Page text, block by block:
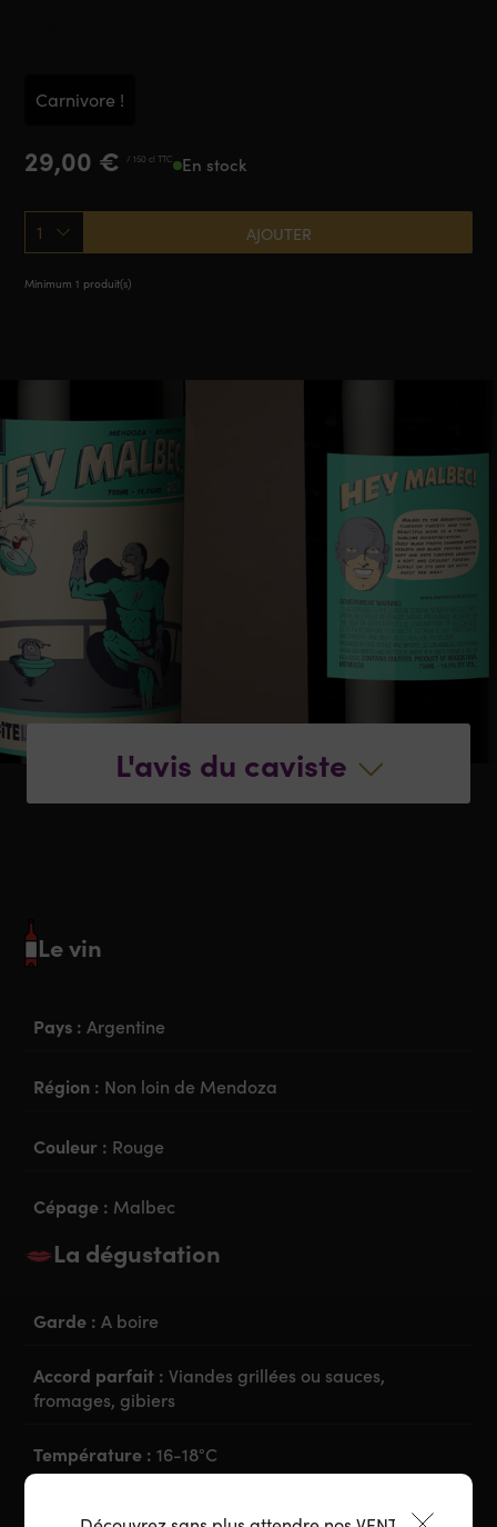
29,00 € / 150 cl TTC En stock
1 AJOUTER
Minimum 1 produit(s)
Carnivore !
L'avis du caviste
Le vin
Pays :Argentine
Région : Non loin de Mendoza
Couleur : Rouge
Cépage : Malbec
La dégustation
Garde :A boire
Accord parfait :Viandes grillées ou sauces,
fromages, gibiers
Température :16-18°C